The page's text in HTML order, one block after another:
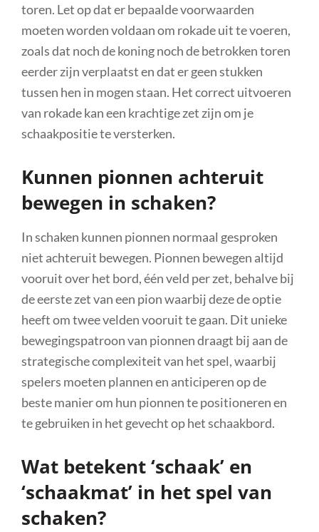
toren. Let op dat er bepaalde voorwaarden
moeten worden voldaan om rokade uit te voeren,
zoals dat noch de koning noch de betrokken toren
eerder zijn verplaatst en dat er geen stukken
tussen hen in mogen staan. Het correct uitvoeren
van rokade kan een krachtige zet zijn om je
schaakpositie te versterken.
Kunnen pionnen achteruit
bewegen in schaken?
In schaken kunnen pionnen normaal gesproken
niet achteruit bewegen. Pionnen bewegen altijd
vooruit over het bord, één veld per zet, behalve bij
de eerste zet van een pion waarbij deze de optie
heeft om twee velden vooruit te gaan. Dit unieke
bewegingspatroon van pionnen draagt bij aan de
strategische complexiteit van het spel, waarbij
spelers moeten plannen en anticiperen op de
beste manier om hun pionnen te positioneren en
te gebruiken in het gevecht op het schaakbord.
Wat betekent ‘schaak’ en
‘schaakmat’ in het spel van
schaken?